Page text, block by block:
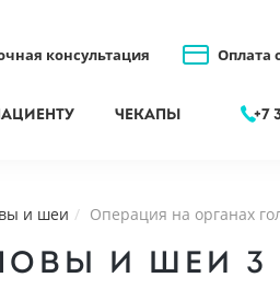
консультация Оплата
Чекапы +7
и шеи Операция на органах
И ШЕИ 3